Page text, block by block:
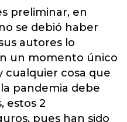
preliminar, en
se debió haber
autores lo
un momento único
cualquier cosa que
pandemia debe
estos 2
pues han sido